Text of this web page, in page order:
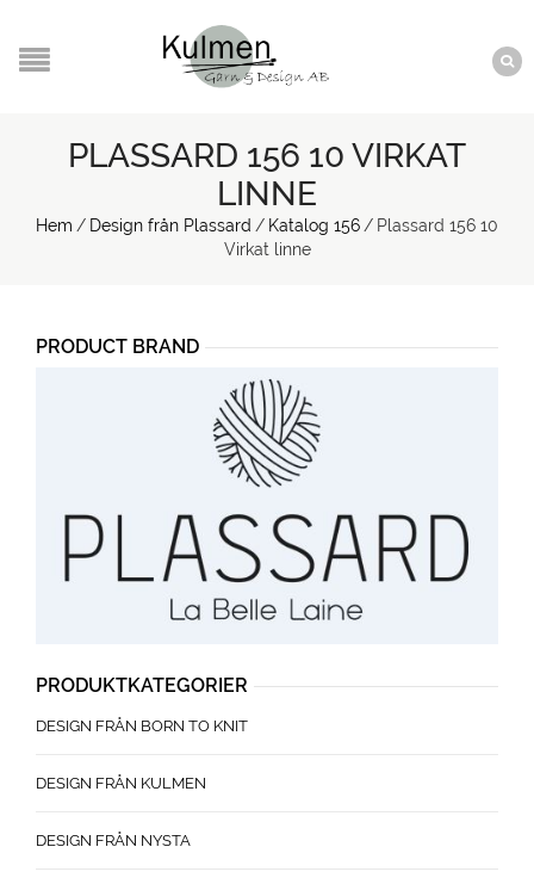
PLASSARD 156 10 VIRKAT
LINNE
Hem / Design från Plassard / Katalog 156 / Plassard 156 10
Virkat linne
PRODUCT BRAND
PRODUKTKATEGORIER
DESIGN FRÅN BORN TO KNIT
DESIGN FRÅN KULMEN
DESIGN FRÅN NYSTA